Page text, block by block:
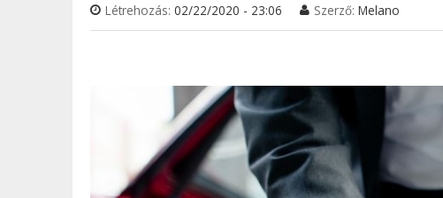
Létrehozás: 02/22/2020 - 23:06 Szerző: Melano